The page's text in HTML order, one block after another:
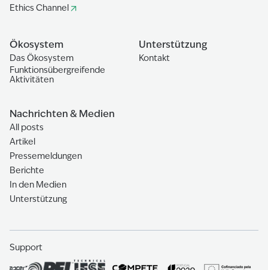
Ethics Channel
Ökosystem
Das Ökosystem
Funktionsübergreifende
Aktivitäten
Unterstützung
Kontakt
Nachrichten & Medien
All posts
Artikel
Pressemeldungen
Berichte
In den Medien
Unterstützung
Support